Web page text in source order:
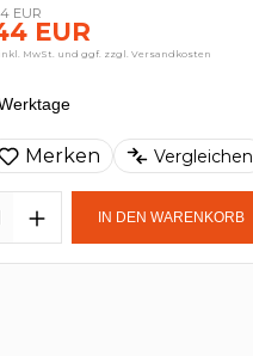
EUR
EUR
MwSt. und ggf. zzgl. Versandkosten
Merken Vergleichen
IN DEN WARENKORB